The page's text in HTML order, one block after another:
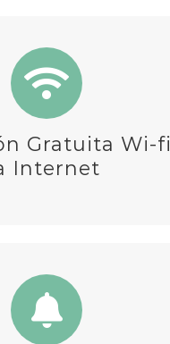
Gratuita Wi-fi
Internet